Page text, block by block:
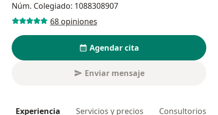
Núm. Colegiado: 1088308907
68 opiniones
Agendar cita
Enviar mensaje
Experiencia Servicios y precios Consultorios